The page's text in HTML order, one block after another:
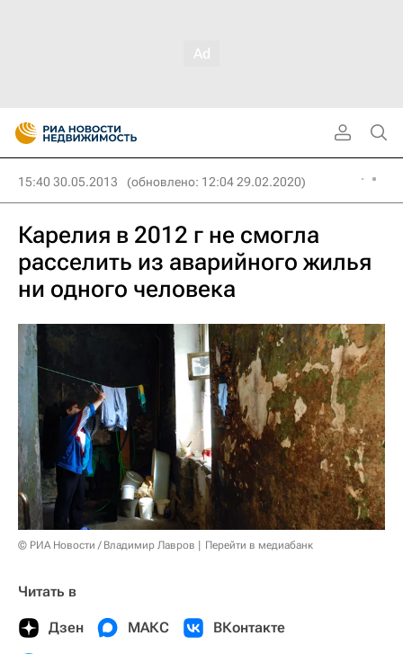
15:40 30.05.2013 (обновлено: 12:04 29.02.2020)
Карелия в 2012 г не смогла
расселить из аварийного жилья
ни одного человека
© РИА Новости / Владимир Лавров Перейти в медиабанк
Читать в
Дзен МАКС ВКонтакте